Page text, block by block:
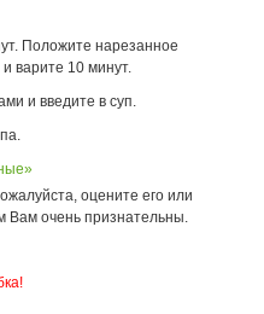
Положите нарезанное
варите 10 минут.
и введите в суп.
оцените его или
Вам очень признательны.